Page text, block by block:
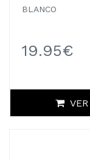
BLANCO
19.95€
VER